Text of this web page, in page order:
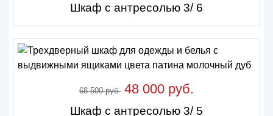
Шкаф с антресолью 3/ 6
68 500 руб. 48 000 руб.
Шкаф с антресолью 3/ 5